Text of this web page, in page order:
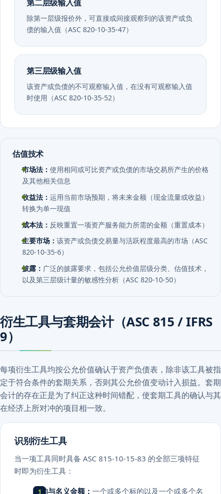
除第一层级报价外，可直接或间接观察到的该资产或负
债的输入值（ASC 820-10-35-47）
第三层级输入值
该资产或负债的不可观察输入值，在没有可观察输入值
时使用（ASC 820-10-35-52）
估值技术
市场法： 使用相同或可比资产或负债的市场交易所产生的价格
及其他相关信息
收益法： 运用当前市场预期，将未来金额（现金流量或收益）
转换为单一现值
成本法： 反映重置一项资产服务能力所需的金额（重置成本）
主要市场： 该资产或负债交易量与活跃程度最高的市场（ASC
820-10-35-6）
披露： 广泛的披露要求，包括公允价值层级分类、估值技术，
以及第三层级计量的敏感性分析（ASC 820-10-50）
衍生工具与套期会计（ASC 815 / IFRS
9）
每项衍生工具均按公允价值确认于资产负债表，除非该工具被指
定于符合条件的套期关系，否则其公允价值变动计入损益。套期
会计的存在正是为了纠正这种时间错配，使套期工具的确认与其
在经济上所对冲的项目相一致。
识别衍生工具
当一项工具同时具备 ASC 815-10-15-83 的全部三项特征
时即为衍生工具：
标的与名义金额： 一个或多个标的以及一个或多个名